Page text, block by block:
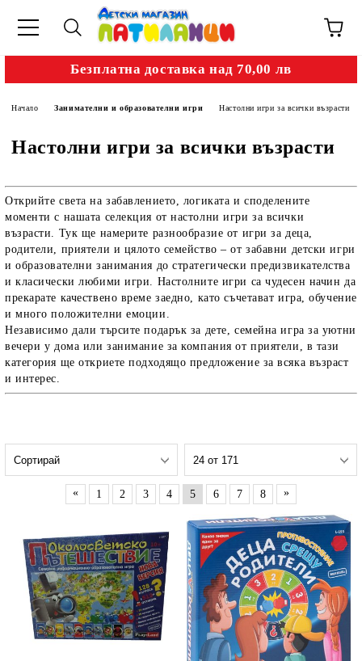
Безплатна доставка над 70,00 лв
Начало Занимателни и образователни игри Настолни игри за всички възрасти
Настолни игри за всички възрасти
Открийте света на забавлението, логиката и споделените
моменти с нашата селекция отнастолни игри за всички
възрасти. Тук ще намерите разнообразие от игри за деца,
родители, приятели и цялото семейство – от забавни детски игри
и образователни занимания до стратегически предизвикателства
и класически любими игри. Настолните игри са чудесен начин да
прекарате качествено време заедно, като съчетават игра, обучение
и много положителни емоции.
Независимо дали търсите подарък за дете, семейна игра за уютни
вечери у дома или занимание за компания от приятели, в тази
категория ще откриете подходящо предложение за всяка възраст
и интерес.
« 1 2 3 4 5 6 7 8 »